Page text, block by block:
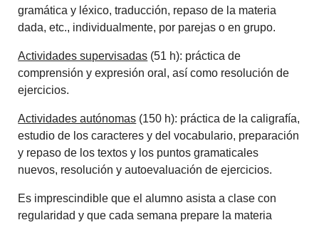
gramática y léxico, traducción, repaso de la materia
dada, etc., individualmente, por parejas o en grupo.
Actividades supervisadas (51 h): práctica de
comprensión y expresión oral, así como resolución de
ejercicios.
Actividades autónomas (150 h): práctica de la caligrafía,
estudio de los caracteres y del vocabulario, preparación
y repaso de los textos y los puntos gramaticales
nuevos, resolución y autoevaluación de ejercicios.
Es imprescindible que el alumno asista a clase con
regularidad y que cada semana prepare la materia